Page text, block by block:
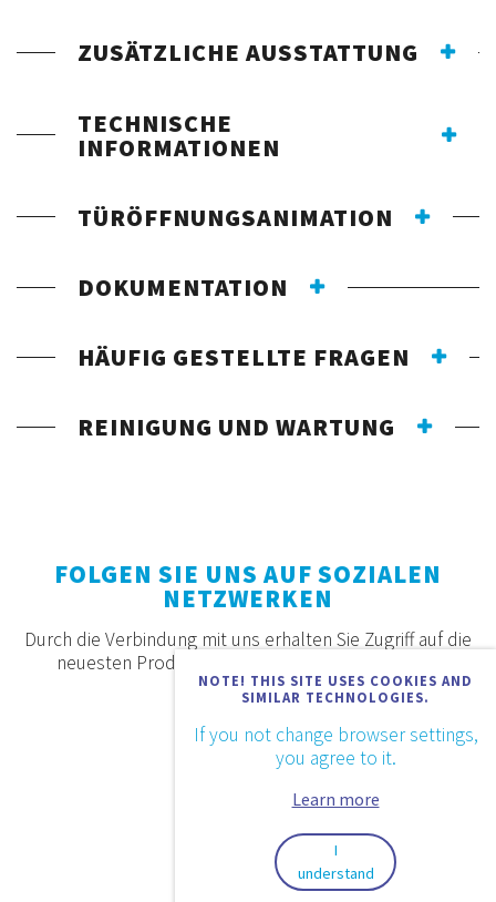
ZUSÄTZLICHE AUSSTATTUNG
TECHNISCHE
INFORMATIONEN
TÜRÖFFNUNGSANIMATION
DOKUMENTATION
HÄUFIG GESTELLTE FRAGEN
REINIGUNG UND WARTUNG
NOTE! THIS SITE USES COOKIES AND
SIMILAR TECHNOLOGIES.
If you not change browser settings,
you agree to it.
Learn more
I
understand
FOLGEN SIE UNS AUF SOZIALEN
NETZWERKEN
Durch die Verbindung mit uns erhalten Sie Zugriff auf die
neuesten Produkte, Angebote und Neuigkeiten.